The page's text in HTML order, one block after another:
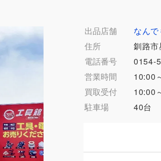
出品店舗
なん
住所
釧路
電話番号
0154-
営業時間
10:00
買取受付
10:00
駐車場
40台